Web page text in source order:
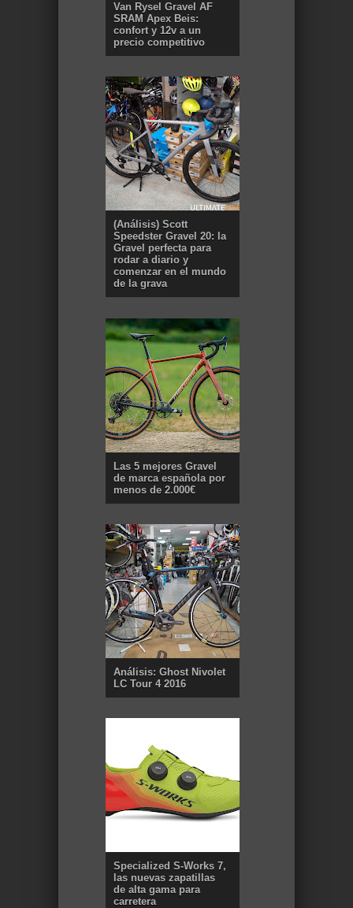
Van Rysel Gravel AF
SRAM Apex Beis:
confort y 12v a un
precio competitivo
(Análisis) Scott
Speedster Gravel 20: la
Gravel perfecta para
rodar a diario y
comenzar en el mundo
de la grava
Las 5 mejores Gravel
de marca española por
menos de 2.000€
Análisis: Ghost Nivolet
LC Tour 4 2016
Specialized S-Works 7,
las nuevas zapatillas
de alta gama para
carretera